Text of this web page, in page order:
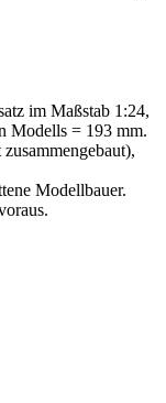
im Maßstab 1:24,
Modells = 193 mm.
Modellbauer.